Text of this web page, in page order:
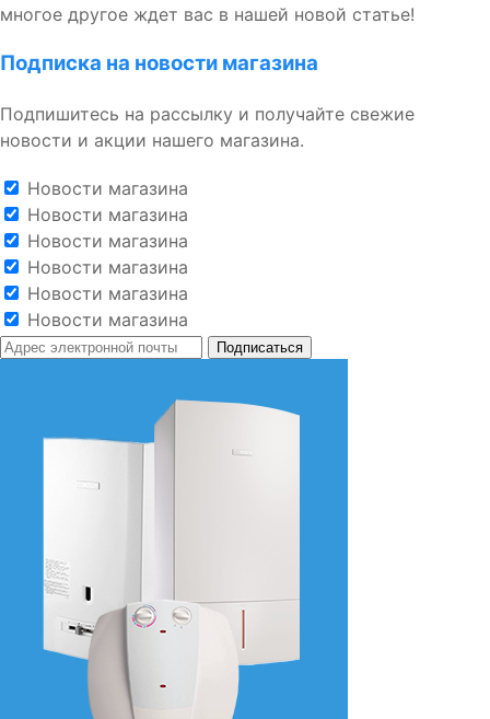
многое другое ждет вас в нашей новой статье!
Подписка на новости магазина
Подпишитесь на рассылку и получайте свежие
новости и акции нашего магазина.
Новости магазина
Новости магазина
Новости магазина
Новости магазина
Новости магазина
Новости магазина